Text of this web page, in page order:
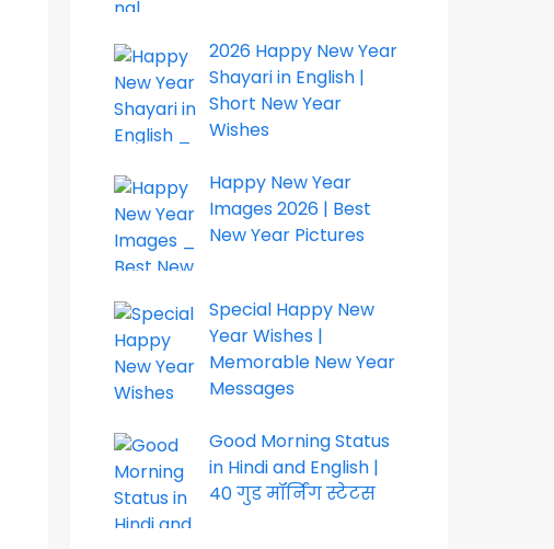
2026 Happy New Year
Shayari in English |
Short New Year
Wishes
Happy New Year
Images 2026 | Best
New Year Pictures
Special Happy New
Year Wishes |
Memorable New Year
Messages
Good Morning Status
in Hindi and English |
40 गुड मॉर्निंग स्टेटस